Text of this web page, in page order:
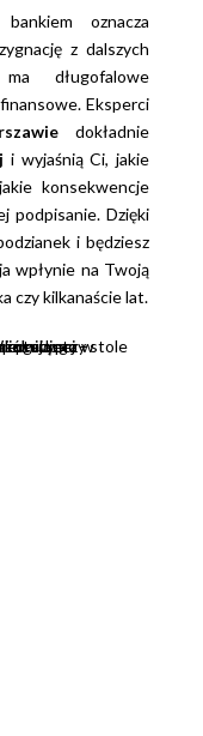
oznacza
z dalszych
długofalowe
Eksperci
dokładnie
i wyjaśnią Ci, jakie
konsekwencje
podpisanie. Dzięki
i będziesz
wpłynie na Twoją
czy kilkanaście lat.